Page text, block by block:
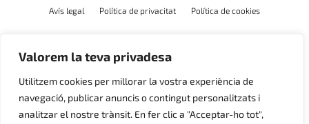
Valorem la teva privadesa
Utilitzem cookies per millorar la vostra experiència de
navegació, publicar anuncis o contingut personalitzats i
analitzar el nostre trànsit. En fer clic a "Acceptar-ho tot",
Avís legal Política de privacitat Política de cookies